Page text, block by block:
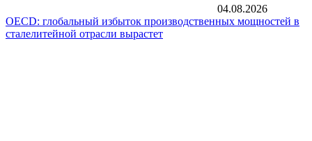
04.08.2026
OECD: глобальный избыток производственных мощностей в
сталелитейной отрасли вырастет